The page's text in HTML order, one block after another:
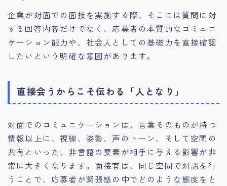
企業が対面での面接を実施する際、そこには質問に対
する回答内容だけでなく、応募者の本質的なコミュニ
ケーション能力や、社会人としての基礎力を直接確認
したいという明確な意図があります。
直接会うからこそ伝わる「人となり」
対面でのコミュニケーションは、言葉そのものが持つ
情報以上に、視線、姿勢、声のトーン、そして空間の
共有といった、非言語の要素が相手に与える影響が非
常に大きくなります。面接官は、同じ空間で対話を行
うことで、応募者が緊張感の中でどのような態度をと